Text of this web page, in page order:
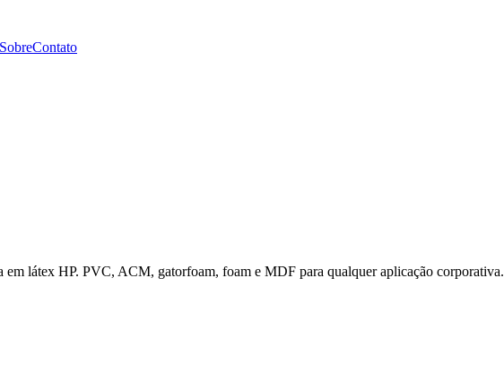
SobreContato
em látex HP. PVC, ACM, gatorfoam, foam e MDF para qualquer aplicação corporativa.